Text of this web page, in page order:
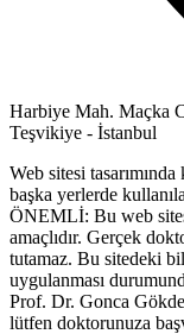
Harbiye Mah. Maçka
Teşvikiye - İstanbul
Web sitesi
başka yerlerde
ÖNEMLİ: Bu web
amaçlıdır. Gerçek
tutamaz. Bu sitedeki
uygulanması
Prof. Dr. Gonca
lütfen doktorunuza